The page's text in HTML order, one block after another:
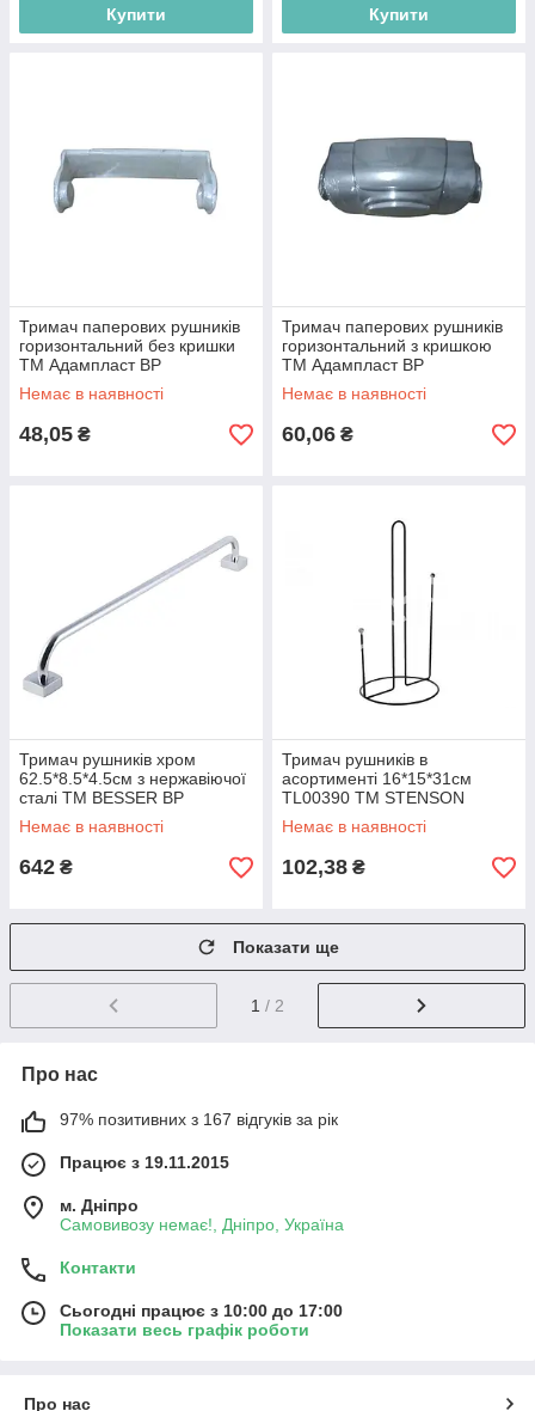
Купити Купити
Тримач паперових рушників
горизонтальний без кришки
ТМ Адампласт BP
Немає в наявності
48,05 ₴
Тримач паперових рушників
горизонтальний з кришкою
ТМ Адампласт BP
Немає в наявності
60,06 ₴
Тримач рушників хром
62.5*8.5*4.5см з нержавіючої
сталі ТМ BESSER BP
Немає в наявності
642 ₴
Тримач рушників в
асортименті 16*15*31см
TL00390 ТМ STENSON
Немає в наявності
102,38 ₴
Показати ще
1 / 2
Про нас
97% позитивних з 167 відгуків за рік
Працює з 19.11.2015
м. Дніпро
Самовивозу немає!, Дніпро, Україна
Контакти
Сьогодні працює з 10:00 до 17:00
Показати весь графік роботи
Про нас